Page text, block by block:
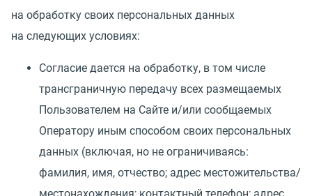
на обработку своих персональных данных
на следующих условиях:
Согласие дается на обработку, в том числе
трансграничную передачу всех размещаемых
Пользователем на Сайте и/или сообщаемых
Оператору иным способом своих персональных
данных (включая, но не ограничиваясь:
фамилия, имя, отчество; адрес местожительства/